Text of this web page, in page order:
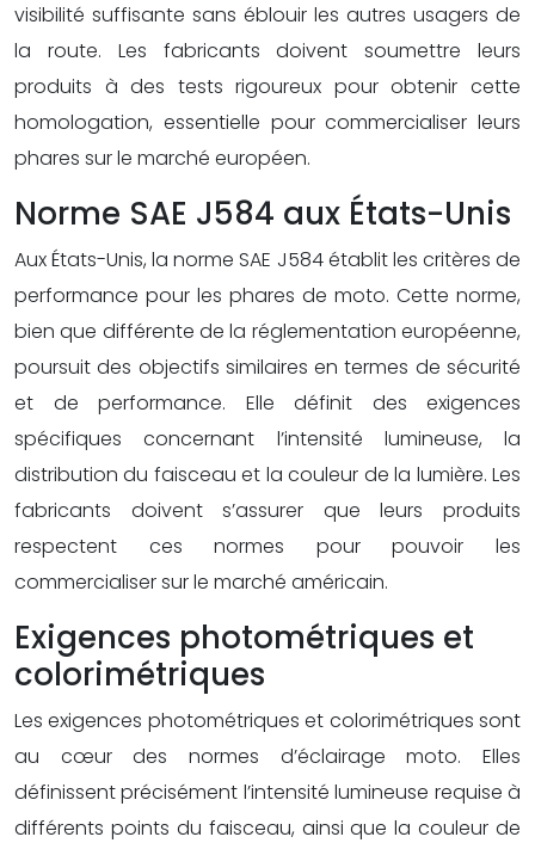
visibilité suffisante sans éblouir les autres usagers de
la route. Les fabricants doivent soumettre leurs
produits à des tests rigoureux pour obtenir cette
homologation, essentielle pour commercialiser leurs
phares sur le marché européen.
Norme SAE J584 aux États-Unis
Aux États-Unis, la norme SAE J584 établit les critères de
performance pour les phares de moto. Cette norme,
bien que différente de la réglementation européenne,
poursuit des objectifs similaires en termes de sécurité
et de performance. Elle définit des exigences
spécifiques concernant l’intensité lumineuse, la
distribution du faisceau et la couleur de la lumière. Les
fabricants doivent s’assurer que leurs produits
respectent ces normes pour pouvoir les
commercialiser sur le marché américain.
Exigences photométriques et
colorimétriques
Les exigences photométriques et colorimétriques sont
au cœur des normes d’éclairage moto. Elles
définissent précisément l’intensité lumineuse requise à
différents points du faisceau, ainsi que la couleur de